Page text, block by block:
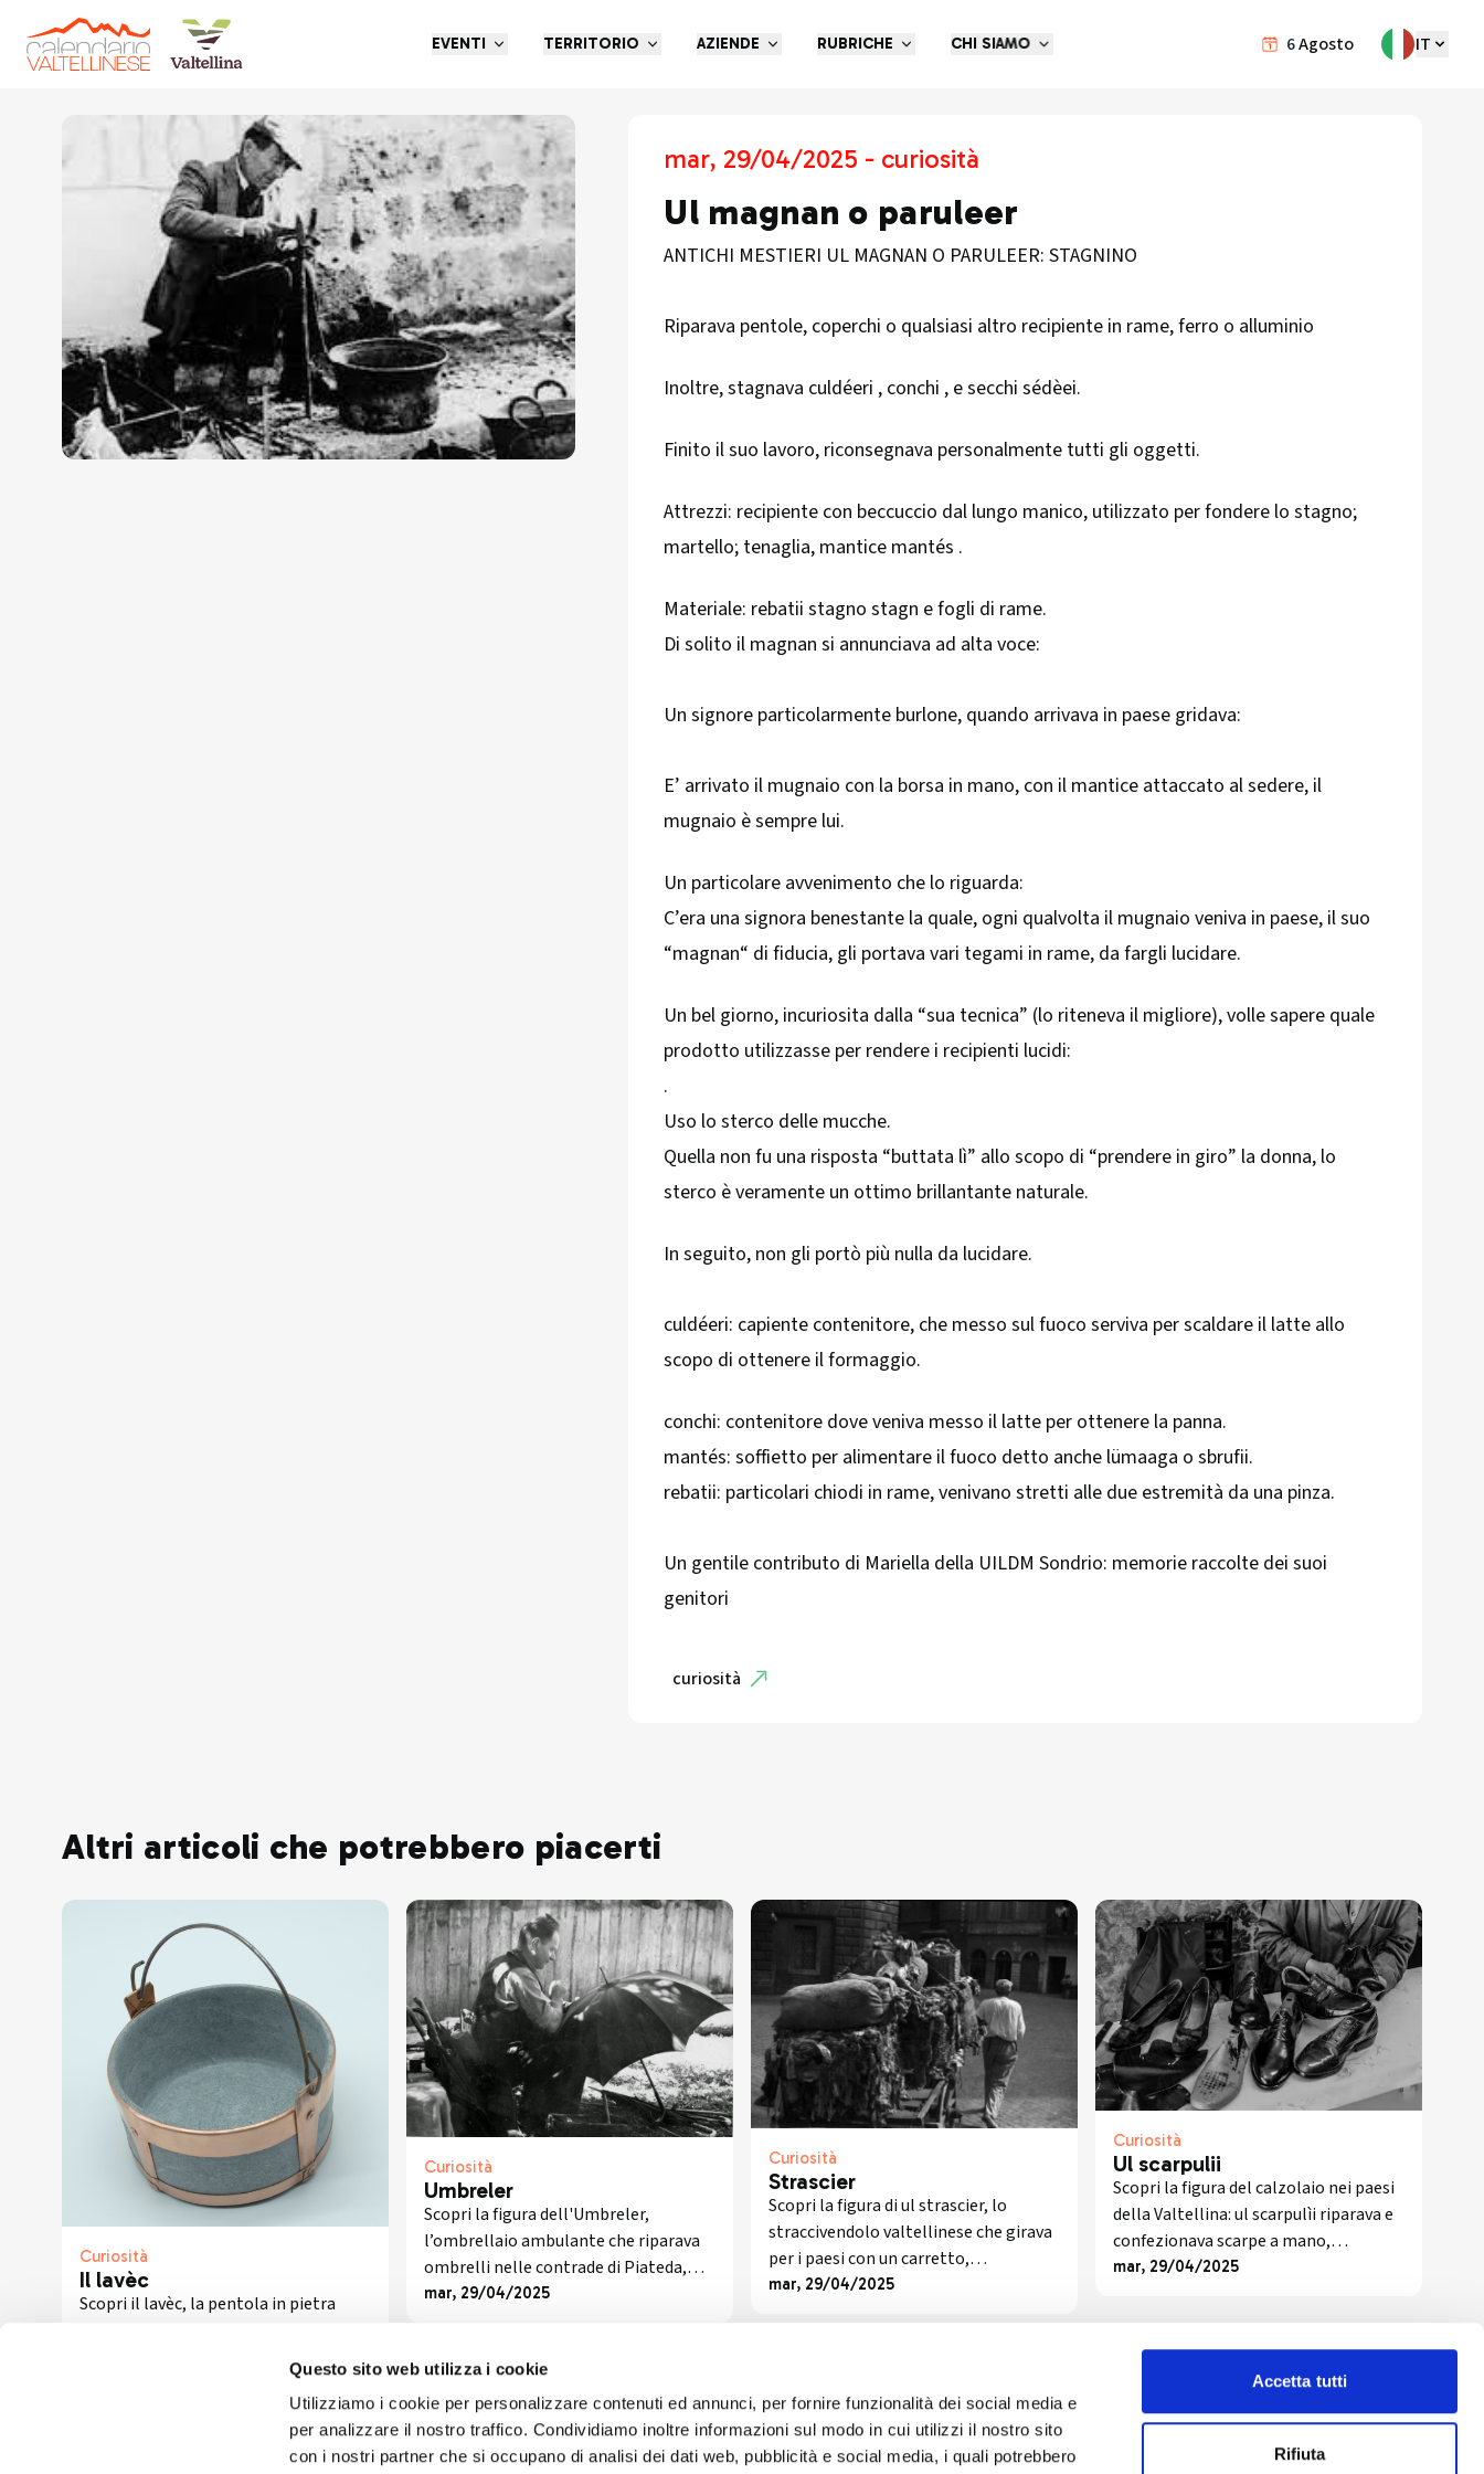
Questo sito web utilizza i cookie
Utilizziamo i cookie per personalizzare contenuti ed annunci, per fornire funzionalità dei social media e
per analizzare il nostro traffico. Condividiamo inoltre informazioni sul modo in cui utilizzi il nostro sito
con i nostri partner che si occupano di analisi dei dati web, pubblicità e social media, i quali potrebbero
Accetta tutti
Rifiuta
6Agosto IT
EVENTI TERRITORIO AZIENDE RUBRICHE CHI SIAMO
Torna indietro
mar, 29/04/2025 - curiosità
Ul magnan o paruleer
ANTICHI MESTIERI UL MAGNAN O PARULEER: STAGNINO
Riparava pentole, coperchi o qualsiasi altro recipiente in rame, ferro o alluminio
Inoltre, stagnava culdéeri , conchi , e secchi sédèei.
Finito il suo lavoro, riconsegnava personalmente tutti gli oggetti.
Attrezzi: recipiente con beccuccio dal lungo manico, utilizzato per fondere lo stagno;
martello; tenaglia, mantice mantés .
Materiale: rebatii stagno stagn e fogli di rame.
Di solito il magnan si annunciava ad alta voce:
Un signore particolarmente burlone, quando arrivava in paese gridava:
E’ arrivato il mugnaio con la borsa in mano, con il mantice attaccato al sedere, il
mugnaio è sempre lui.
Un particolare avvenimento che lo riguarda:
C’era una signora benestante la quale, ogni qualvolta il mugnaio veniva in paese, il suo
“magnan“ di fiducia, gli portava vari tegami in rame, da fargli lucidare.
Un bel giorno, incuriosita dalla “sua tecnica” (lo riteneva il migliore), volle sapere quale
prodotto utilizzasse per rendere i recipienti lucidi:
.
Uso lo sterco delle mucche.
Quella non fu una risposta “buttata lì” allo scopo di “prendere in giro” la donna, lo
sterco è veramente un ottimo brillantante naturale.
In seguito, non gli portò più nulla da lucidare.
culdéeri: capiente contenitore, che messo sul fuoco serviva per scaldare il latte allo
scopo di ottenere il formaggio.
conchi: contenitore dove veniva messo il latte per ottenere la panna.
mantés: soffietto per alimentare il fuoco detto anche lümaaga o sbrufii.
rebatii: particolari chiodi in rame, venivano stretti alle due estremità da una pinza.
Un gentile contributo di Mariella della UILDM Sondrio: memorie raccolte dei suoi
genitori
curiosità
Altri articoli che potrebbero piacerti
Curiosità
Il lavèc
Scopri il lavèc, la pentola in pietra
tradizione millenaria, cottura
naturale e sapori autentici per piatti
Curiosità
Umbreler
Scopri la figura dell'Umbreler,
l’ombrellaio ambulante che riparava
ombrelli nelle contrade di Piateda,
memoria di antichi mestieri
mar, 29/04/2025
Curiosità
Strascier
Scopri la figura di ul strascier, lo
straccivendolo valtellinese che girava
per i paesi con un carretto,
raccogliendo stracci e offrendo piccoli
mar, 29/04/2025
Curiosità
Ul scarpulii
Scopri la figura del calzolaio nei paesi
della Valtellina: ul scarpulìi riparava e
confezionava scarpe a mano,
tramandando un mestiere prezioso
mar, 29/04/2025